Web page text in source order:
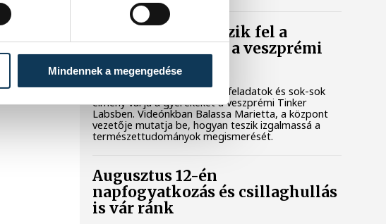
Mindennek a megengedése
Játék közben fedezik fel a
tudomány világát a veszprémi
gyerekek
Látványos kísérletek, kreatív feladatok és sok-sok
élmény várja a gyerekeket a veszprémi Tinker
Labsben. Videónkban Balassa Marietta, a központ
vezetője mutatja be, hogyan teszik izgalmassá a
természettudományok megismerését.
Augusztus 12-én
napfogyatkozás és csillaghullás
is vár ránk